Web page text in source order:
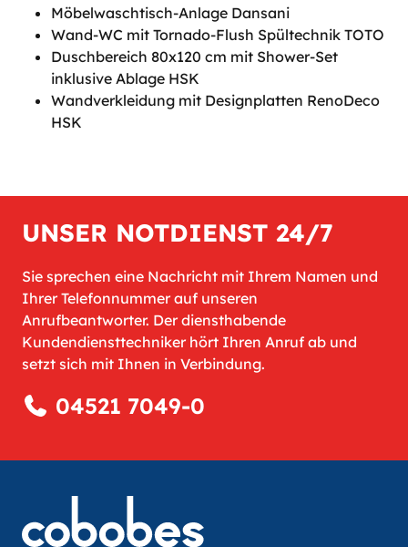
Möbelwaschtisch-Anlage Dansani
Wand-WC mit Tornado-Flush Spültechnik TOTO
Duschbereich 80x120 cm mit Shower-Set
inklusive Ablage HSK
Wandverkleidung mit Designplatten RenoDeco
HSK
UNSER NOTDIENST 24/7
Sie sprechen eine Nachricht mit Ihrem Namen und
Ihrer Telefonnummer auf unseren
Anrufbeantworter. Der diensthabende
Kundendiensttechniker hört Ihren Anruf ab und
setzt sich mit Ihnen in Verbindung.
04521 7049-0